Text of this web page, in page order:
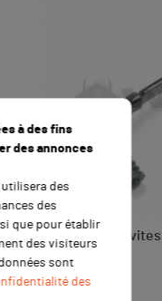
Sélecteur de
Prix
7,90 €
à des fins
des annonces
des
des
que pour établir
des visiteurs
sont
des